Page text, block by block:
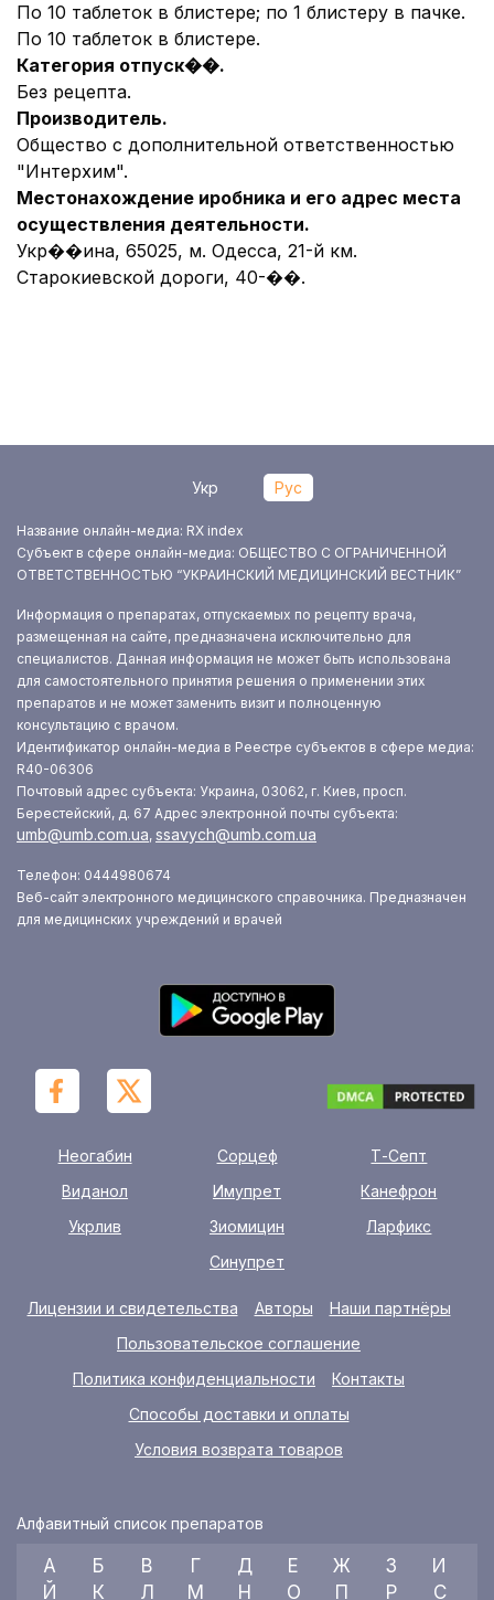
По 10 таблеток в блистере; по 1 блистеру в пачке.
По 10 таблеток в блистере.
Категория отпуск��.
Без рецепта.
Производитель.
Общество с дополнительной ответственностью
"Интерхим".
Местонахождение иробника и его адрес места
осуществления деятельности.
Укр��ина, 65025, м. Одесса, 21-й км.
Старокиевской дороги, 40-��.
Укр Рус
Название онлайн-медиа: RX index
Субъект в сфере онлайн-медиа: ОБЩЕСТВО С ОГРАНИЧЕННОЙ
ОТВЕТСТВЕННОСТЬЮ “УКРАИНСКИЙ МЕДИЦИНСКИЙ ВЕСТНИК”
Информация о препаратах, отпускаемых по рецепту врача,
размещенная на сайте, предназначена исключительно для
специалистов. Данная информация не может быть использована
для самостоятельного принятия решения о применении этих
препаратов и не может заменить визит и полноценную
консультацию с врачом.
Идентификатор онлайн-медиа в Реестре субъектов в сфере медиа:
R40-06306
Почтовый адрес субъекта: Украина, 03062, г. Киев, просп.
Берестейский, д. 67 Адрес электронной почты субъекта:
umb@umb.com.ua, ssavych@umb.com.ua
Телефон: 0444980674
Веб-сайт электронного медицинского справочника. Предназначен
для медицинских учреждений и врачей
Неогабин Сорцеф
Т-Септ
Виданол
Имупрет
Канефрон
Укрлив
Зиомицин
Ларфикс
Синупрет
Лицензии и свидетельства Авторы
Наши партнёры
Пользовательское соглашение
Политика конфиденциальности
Контакты
Способы доставки и оплаты
Условия возврата товаров
Алфавитный список препаратов
А Б В Г Д Е Ж З
И
Й
К Л М Н О П Р С